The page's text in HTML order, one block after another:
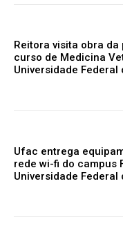
Reitora visita obra da
curso de Medicina
Universidade Federal
Ufac entrega
rede wi-fi do campus
Universidade Federal